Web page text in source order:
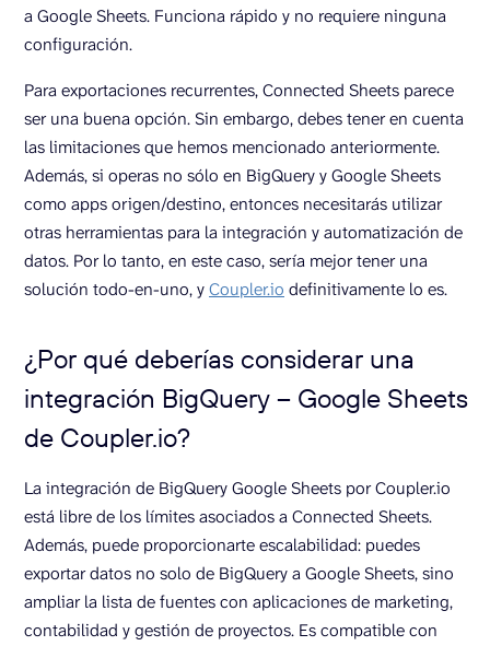
a Google Sheets. Funciona rápido y no requiere ninguna
configuración.
Para exportaciones recurrentes, Connected Sheets parece
ser una buena opción. Sin embargo, debes tener en cuenta
las limitaciones que hemos mencionado anteriormente.
Además, si operas no sólo en BigQuery y Google Sheets
como apps origen/destino, entonces necesitarás utilizar
otras herramientas para la integración y automatización de
datos. Por lo tanto, en este caso, sería mejor tener una
solución todo-en-uno, yCoupler.io definitivamente lo es.
¿Por qué deberías considerar una
integración BigQuery – Google Sheets
de Coupler.io?
La integración de BigQuery Google Sheets por Coupler.io
está libre de los límites asociados a Connected Sheets.
Además, puede proporcionarte escalabilidad: puedes
exportar datos no solo de BigQuery a Google Sheets, sino
ampliar la lista de fuentes con aplicaciones de marketing,
contabilidad y gestión de proyectos. Es compatible con